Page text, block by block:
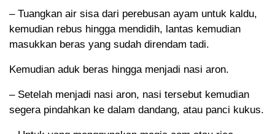
– Tuangkan air sisa dari perebusan ayam untuk kaldu,
kemudian rebus hingga mendidih, lantas kemudian
masukkan beras yang sudah direndam tadi.
Kemudian aduk beras hingga menjadi nasi aron.
– Setelah menjadi nasi aron, nasi tersebut kemudian
segera pindahkan ke dalam dandang, atau panci kukus.